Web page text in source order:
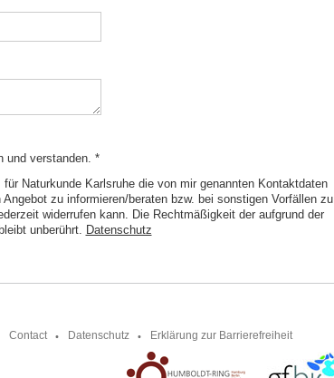
und verstanden. *
Naturkunde Karlsruhe die von mir genannten Kontaktdaten
zu informieren/beraten bzw. bei sonstigen Vorfällen zu
widerrufen kann. Die Rechtmäßigkeit der aufgrund der
unberührt. Datenschutz
Contact Datenschutz Erklärung zur Barrierefreiheit